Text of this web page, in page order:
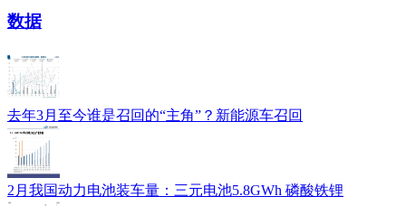
数据
去年3月至今谁是召回的“主角”？新能源车召回
2月我国动力电池装车量：三元电池5.8GWh 磷酸铁锂